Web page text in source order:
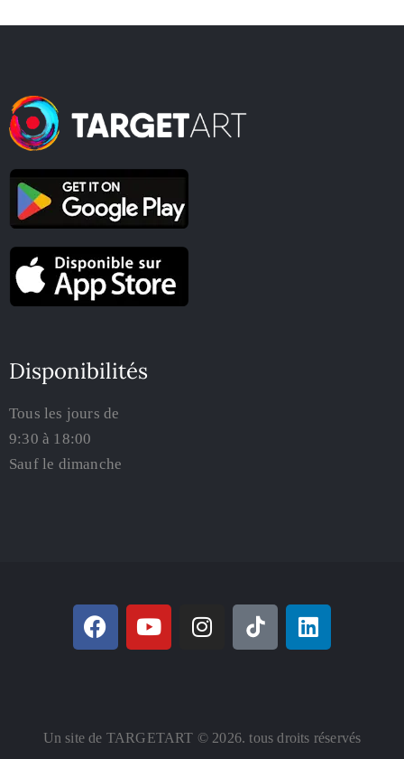
Disponibilités
Tous les jours de
9:30 à 18:00
Sauf le dimanche
Un site de TARGETART © 2026. tous droits réservés